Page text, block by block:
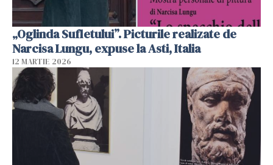
„Oglinda Sufletului”. Picturile realizate de
Narcisa Lungu, expuse la Asti, Italia
12 MARTIE 2026